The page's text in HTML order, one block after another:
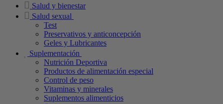
Salud y bienestar
Salud sexual
Test
Preservativos y anticoncepción
Geles y Lubricantes
Suplementación
Nutrición Deportiva
Productos de alimentación especial
Control de peso
Vitaminas y minerales
Suplementos alimenticios